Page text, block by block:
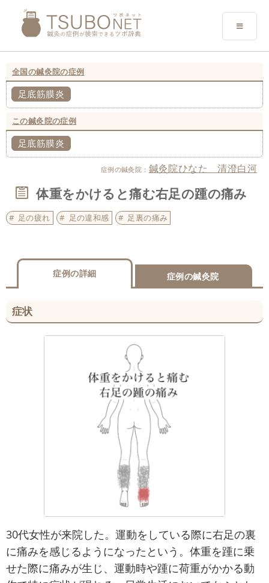
全国の鍼灸院の症例
足底筋膜炎
この鍼灸院の症例
足底筋膜炎
症例の鍼灸院： 鍼灸院ひなた 清澄白河
体重をかけると痛む右足の踵の痛み
足の疲れ 足の違和感 足裏の痛み
症例の詳細 症例の鍼灸院
症状
30代女性が来院した。運動をしている際に右足の裏
に痛みを感じるようになったという。体重を踵に乗
せた際に痛みが生じ、運動時や踵に荷重がかかる動